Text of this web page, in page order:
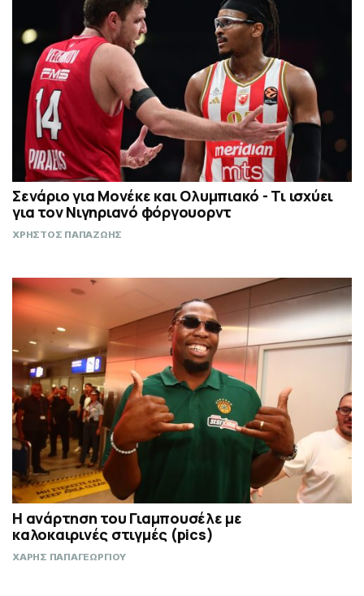
Σενάριο για Μονέκε και Ολυμπιακό - Τι ισχύει
για τον Νιγηριανό φόργουορντ
ΧΡΗΣΤΟΣ ΠΑΠΑΖΩΗΣ
Η ανάρτηση του Γιαμπουσέλε με
καλοκαιρινές στιγμές (pics)
ΧΑΡΗΣ ΠΑΠΑΓΕΩΡΓΙΟΥ